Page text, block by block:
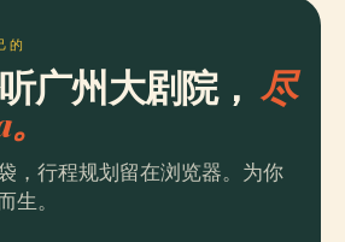
的
广州大剧院， 尽
，行程规划留在浏览器。为你
生。